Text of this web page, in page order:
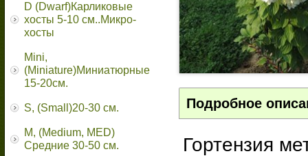
D (Dwarf)Карликовые
хосты 5-10 см..Микро-
хосты
Mini,
(Miniature)Миниатюрные
15-20см.
S, (Small)20-30 см.
M, (Medium, MED)
Средние 30-50 см.
Подробное
Гортензия